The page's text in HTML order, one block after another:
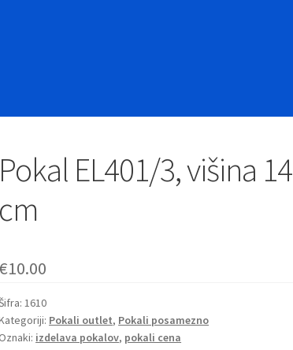
Pokal EL401/3, višina 14
cm
€10.00
Šifra:1610
Pokali outlet, Pokali posamezno
izdelava pokalov, pokali cena